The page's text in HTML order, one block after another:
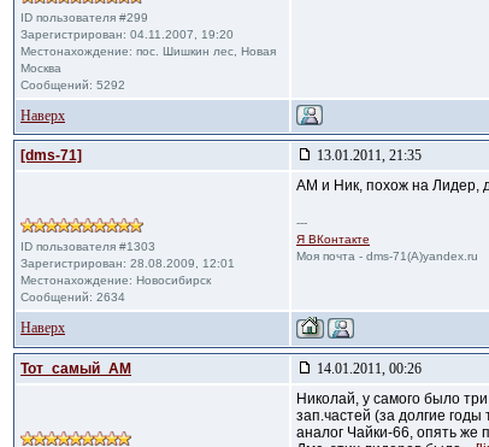
ID пользователя #299
Зарегистрирован: 04.11.2007, 19:20
Местонахождение: пос. Шишкин лес, Новая
Москва
Сообщений: 5292
Наверх
[dms-71] 13.01.2011, 21:35
ID пользователя #1303
Зарегистрирован: 28.08.2009, 12:01
Местонахождение: Новосибирск
Сообщений: 2634
АМ и Ник, похож на Лидер,
---
Я ВКонтакте
Моя почта - dms-71(A)yandex.ru
Наверх
Тот_самый_АМ 14.01.2011, 00:26
Николай, у самого было
зап.частей (за долгие
аналог Чайки-66, опять же